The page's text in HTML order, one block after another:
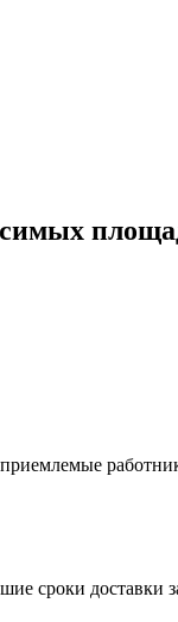
сроки доставки